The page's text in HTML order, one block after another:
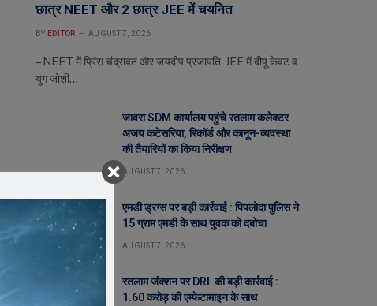
छात्र NEET और 2 छात्र JEE में चयनित
BY EDITOR AUGUST 7, 2026
– NEET में प्रिंस चंद्रावत और जयदीप प्रजापति, JEE में दीपू केवट व
युग जोशी…
जावरा SDM कार्यालय पहुंचे रतलाम कलेक्टर
अजय कटेसरिया, रिकॉर्ड और कानून-व्यवस्था
की तैयारियों का किया निरीक्षण
AUGUST 7, 2026
एमडी ड्रग्स पर बड़ी कार्रवाई : पिपलोदा पुलिस ने
15 ग्राम एमडी के साथ युवक को दबोचा
AUGUST 7, 2026
रतलाम जंक्शन पर DRI की बड़ी कार्रवाई :
1.60 करोड़ की एम्फेटामाइन के साथ